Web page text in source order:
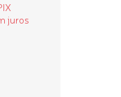
juros